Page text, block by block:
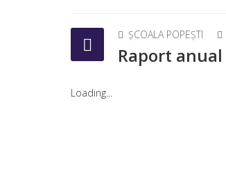
ȘCOALA POPEȘTI
Raport
Loading...